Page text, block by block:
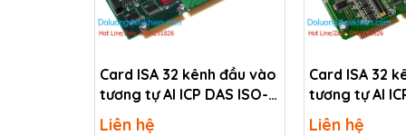
Thông tin mua hàng
ISO-AD32L
ISA Bus, 200 kS/s, 32-ch,
Includes one CA-4002 D-
Card ISA 32 kênh đầu vào
tương tự AI ICP DAS ISO-
813/S CR
Liên hệ
Card ISA 32
tương tự AI
AD32H/S CR
Liên hệ